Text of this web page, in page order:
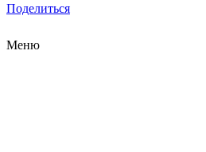
Поделиться
Меню